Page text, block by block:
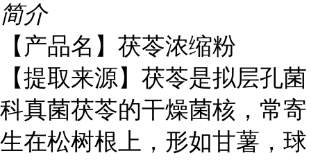
简介
【产品名】茯苓浓缩粉
【提取来源】 茯苓是拟层孔菌
科真菌茯苓的干燥菌核，常寄
生在松树根上，形如甘薯，球